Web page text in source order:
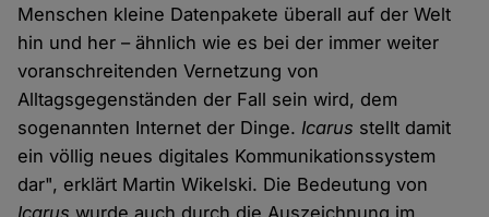
Menschen kleine Datenpakete überall auf der Welt
hin und her – ähnlich wie es bei der immer weiter
voranschreitenden Vernetzung von
Alltagsgegenständen der Fall sein wird, dem
sogenannten Internet der Dinge.Icarus stellt damit
ein völlig neues digitales Kommunikationssystem
dar", erklärt Martin Wikelski. Die Bedeutung von